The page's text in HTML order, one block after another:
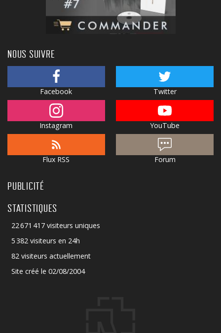
NOUS SUIVRE
Facebook Twitter
Instagram YouTube
Flux RSS Forum
PUBLICITÉ
STATISTIQUES
22 671 417 visiteurs uniques
5 382 visiteurs en 24h
82 visiteurs actuellement
Site créé le 02/08/2004